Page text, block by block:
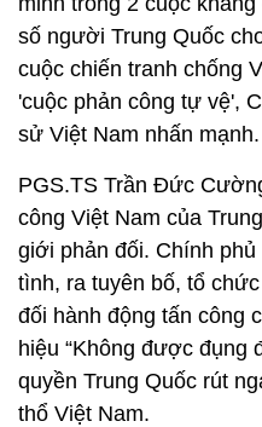
số người Trung Quốc
cuộc chiến tranh chống
'cuộc phản công tự vệ',
sử Việt Nam nhấn mạnh.
PGS.TS Trần Đức
công Việt Nam của
giới phản đối. Chính
tình, ra tuyên bố, tổ
đối hành động tấn công
hiệu “Không được đụng
quyền Trung Quốc rút
thổ Việt Nam.